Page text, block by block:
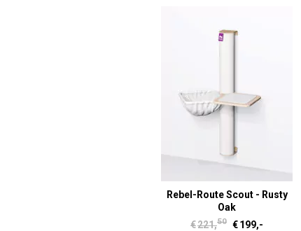
Rebel-Route Scout - Rusty
Oak
€221,50 L
€199,-